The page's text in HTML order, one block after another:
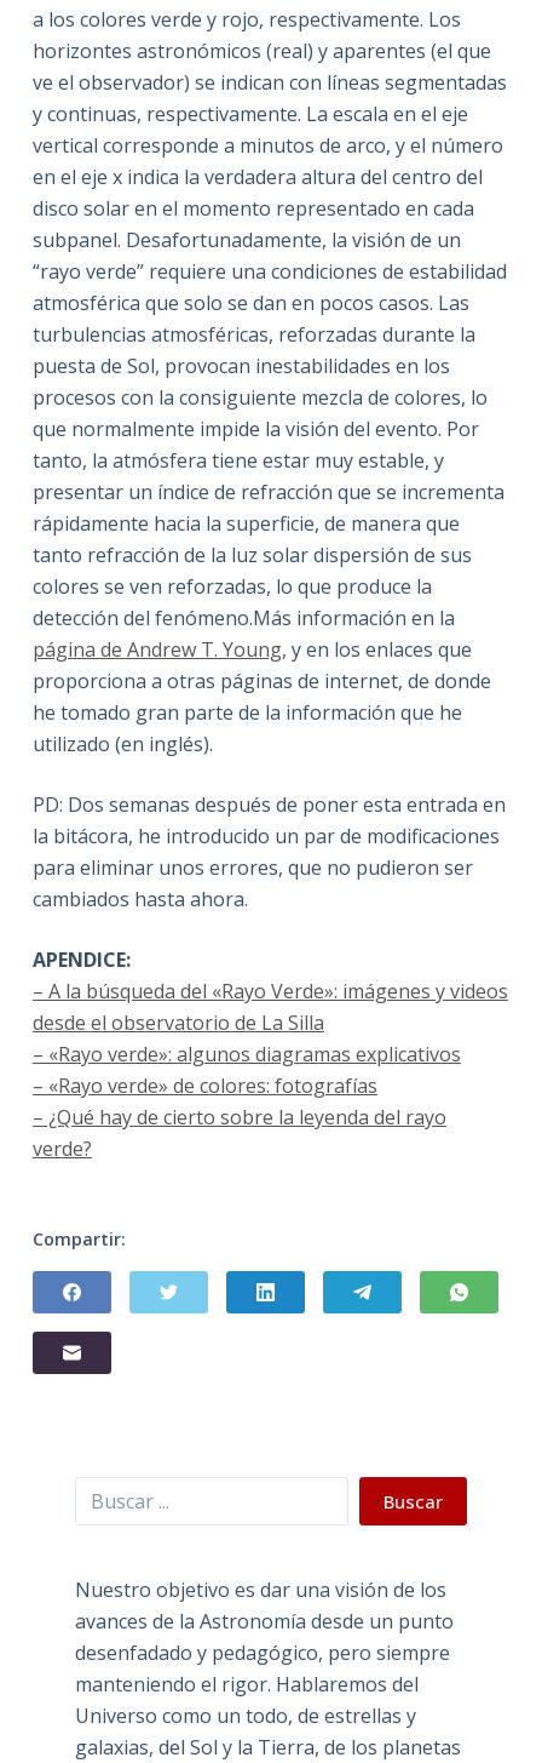
a los colores verde y rojo, respectivamente. Los
horizontes astronómicos (real) y aparentes (el que
ve el observador) se indican con líneas segmentadas
y continuas, respectivamente. La escala en el eje
vertical corresponde a minutos de arco, y el número
en el eje x indica la verdadera altura del centro del
disco solar en el momento representado en cada
subpanel. Desafortunadamente, la visión de un
“rayo verde” requiere una condiciones de estabilidad
atmosférica que solo se dan en pocos casos. Las
turbulencias atmosféricas, reforzadas durante la
puesta de Sol, provocan inestabilidades en los
procesos con la consiguiente mezcla de colores, lo
que normalmente impide la visión del evento. Por
tanto, la atmósfera tiene estar muy estable, y
presentar un índice de refracción que se incrementa
rápidamente hacia la superficie, de manera que
tanto refracción de la luz solar dispersión de sus
colores se ven reforzadas, lo que produce la
detección del fenómeno.Más información en la
página de Andrew T. Young, y en los enlaces que
proporciona a otras páginas de internet, de donde
he tomado gran parte de la información que he
utilizado (en inglés).
PD: Dos semanas después de poner esta entrada en
la bitácora, he introducido un par de modificaciones
para eliminar unos errores, que no pudieron ser
cambiados hasta ahora.
APENDICE:
– A la búsqueda del «Rayo Verde»: imágenes y videos
desde el observatorio de La Silla
– «Rayo verde»: algunos diagramas explicativos
– «Rayo verde» de colores: fotografías
– ¿Qué hay de cierto sobre la leyenda del rayo
verde?
Compartir:
Buscar Buscar
Nuestro objetivo es dar una visión de los
avances de la Astronomía desde un punto
desenfadado y pedagógico, pero siempre
manteniendo el rigor. Hablaremos del
Universo como un todo, de estrellas y
galaxias, del Sol y la Tierra, de los planetas